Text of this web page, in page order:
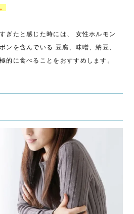
ぎたと感じた時には、 女性ホルモン
ンを含んでいる 豆腐、味噌、納豆、
的に食べることをおすすめします。